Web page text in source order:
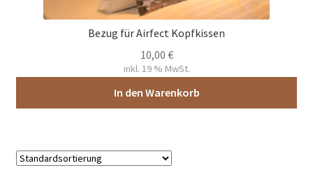
Bezug für Airfect Kopfkissen
10,00 €
inkl. 19 % MwSt.
In den Warenkorb